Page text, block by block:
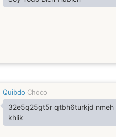
Quibdo Choco
32e5q25gt5r qtbh6turkjd nmeh
khlik